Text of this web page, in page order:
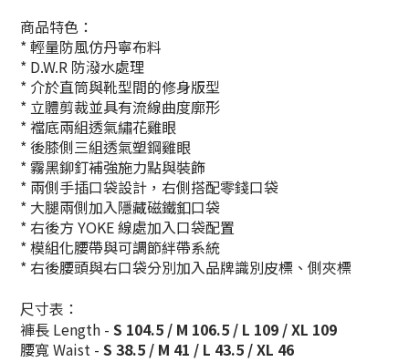
商品特色：
* 輕量防風仿丹寧布料
* D.W.R 防潑水處理
* 介於直筒與靴型間的修身版型
* 立體剪裁並具有流線曲度廓形
* 襠底兩組透氣繡花雞眼
* 後膝側三組透氣塑鋼雞眼
* 霧黑鉚釘補強施力點與裝飾
* 兩側手插口袋設計，右側搭配零錢口袋
* 大腿兩側加入隱藏磁鐵釦口袋
* 右後方 YOKE 線處加入口袋配置
* 模組化腰帶與可調節絆帶系統
* 右後腰頭與右口袋分別加入品牌識別皮標、側夾標
尺寸表：
褲長 Length - S 104.5 / M 106.5 / L 109 / XL 109
腰寬 Waist - S 38.5 / M 41 / L 43.5 / XL 46